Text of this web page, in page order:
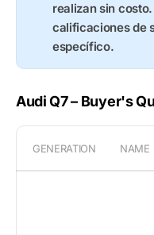
realizan sin
calificaciones de
específico.
Audi Q7 – Buyer's
GENERATION NAME